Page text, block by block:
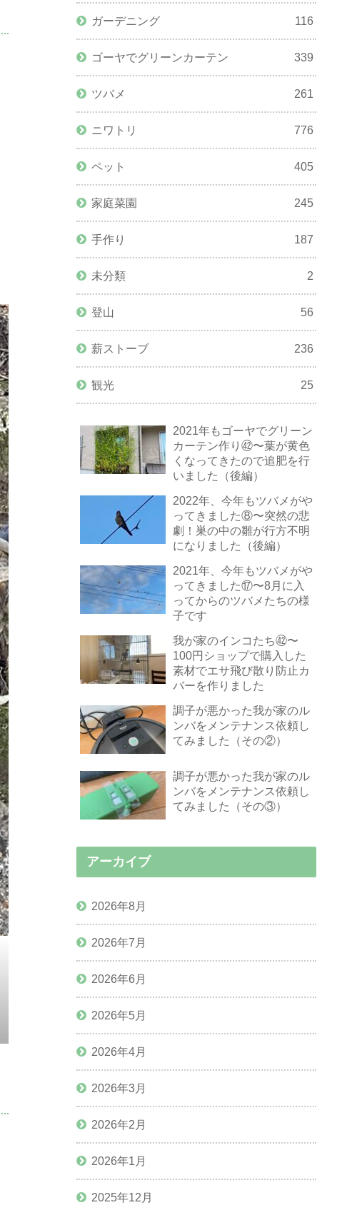
ガーデニング 116
ゴーヤでグリーンカーテン 339
ツバメ 261
ニワトリ 776
ペット 405
家庭菜園 245
手作り 187
未分類 2
登山 56
薪ストーブ 236
観光 25
2021年もゴーヤでグリーン
カーテン作り㊷〜葉が黄色
くなってきたので追肥を行
いました（後編）
2022年、今年もツバメがや
ってきました⑧〜突然の悲
劇！巣の中の雛が行方不明
になりました（後編）
2021年、今年もツバメがや
ってきました⑰〜8月に入
ってからのツバメたちの様
子です
我が家のインコたち㊷〜
100円ショップで購入した
素材でエサ飛び散り防止カ
バーを作りました
調子が悪かった我が家のル
ンバをメンテナンス依頼し
てみました（その②）
調子が悪かった我が家のル
ンバをメンテナンス依頼し
てみました（その③）
アーカイブ
2026年8月
2026年7月
2026年6月
2026年5月
2026年4月
2026年3月
2026年2月
2026年1月
2025年12月